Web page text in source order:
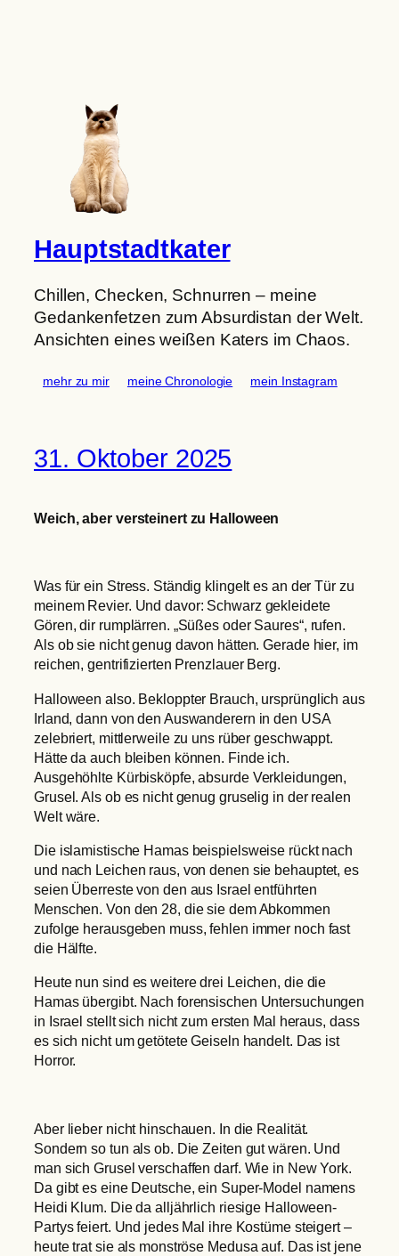
Hauptstadtkater
Chillen, Checken, Schnurren – meine
Gedankenfetzen zum Absurdistan der Welt.
Ansichten eines weißen Katers im Chaos.
mehr zu mir meine Chronologie mein Instagram
31. Oktober 2025
Weich, aber versteinert zu Halloween
Was für ein Stress. Ständig klingelt es an der Tür zu
meinem Revier. Und davor: Schwarz gekleidete
Gören, dir rumplärren. „Süßes oder Saures“, rufen.
Als ob sie nicht genug davon hätten. Gerade hier, im
reichen, gentrifizierten Prenzlauer Berg.
Halloween also. Bekloppter Brauch, ursprünglich aus
Irland, dann von den Auswanderern in den USA
zelebriert, mittlerweile zu uns rüber geschwappt.
Hätte da auch bleiben können. Finde ich.
Ausgehöhlte Kürbisköpfe, absurde Verkleidungen,
Grusel. Als ob es nicht genug gruselig in der realen
Welt wäre.
Die islamistische Hamas beispielsweise rückt nach
und nach Leichen raus, von denen sie behauptet, es
seien Überreste von den aus Israel entführten
Menschen. Von den 28, die sie dem Abkommen
zufolge herausgeben muss, fehlen immer noch fast
die Hälfte.
Heute nun sind es weitere drei Leichen, die die
Hamas übergibt. Nach forensischen Untersuchungen
in Israel stellt sich nicht zum ersten Mal heraus, dass
es sich nicht um getötete Geiseln handelt. Das ist
Horror.
Aber lieber nicht hinschauen. In die Realität.
Sondern so tun als ob. Die Zeiten gut wären. Und
man sich Grusel verschaffen darf. Wie in New York.
Da gibt es eine Deutsche, ein Super-Model namens
Heidi Klum. Die da alljährlich riesige Halloween-
Partys feiert. Und jedes Mal ihre Kostüme steigert –
heute trat sie als monströse Medusa auf. Das ist jene